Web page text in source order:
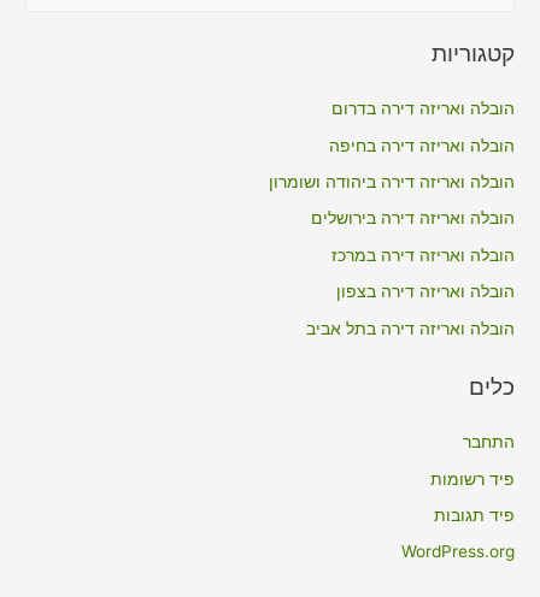
r
o
r
:
קטגוריות
הובלה ואריזה דירה בדרום
הובלה ואריזה דירה בחיפה
הובלה ואריזה דירה ביהודה ושומרון
הובלה ואריזה דירה בירושלים
הובלה ואריזה דירה במרכז
הובלה ואריזה דירה בצפון
הובלה ואריזה דירה בתל אביב
כלים
התחבר
פיד רשומות
פיד תגובות
WordPress.org